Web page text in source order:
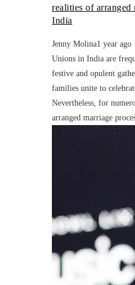
realities of arranged
India
Jenny Molina1 year ago
Unions in India are
festive and opulent
families unite to
Nevertheless, for
arranged marriage